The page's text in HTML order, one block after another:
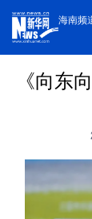
海南频
《向东